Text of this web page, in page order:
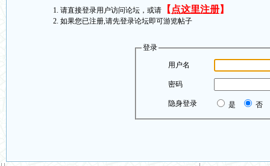
请直接登录用户访问论坛，或请 【 点这里注册】
如果您已注册,请先登录论坛即可游览帖子
登录
用户名
密码
隐身登录 是 否